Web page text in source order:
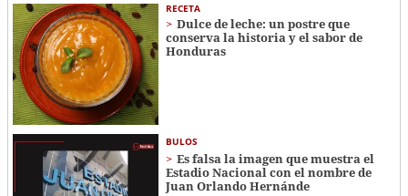
RECETA
Dulce de leche: un postre que
conserva la historia y el sabor de
Honduras
BULOS
Es falsa la imagen que muestra el
Estadio Nacional con el nombre de
Juan Orlando Hernánde